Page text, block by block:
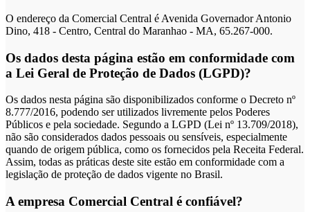
O endereço da Comercial Central é Avenida Governador Antonio
Dino, 418 - Centro, Central do Maranhao - MA, 65.267-000.
Os dados desta página estão em conformidade com
a Lei Geral de Proteção de Dados (LGPD)?
Os dados nesta página são disponibilizados conforme o Decreto nº
8.777/2016, podendo ser utilizados livremente pelos Poderes
Públicos e pela sociedade. Segundo a LGPD (Lei nº 13.709/2018),
não são considerados dados pessoais ou sensíveis, especialmente
quando de origem pública, como os fornecidos pela Receita Federal.
Assim, todas as práticas deste site estão em conformidade com a
legislação de proteção de dados vigente no Brasil.
A empresa Comercial Central é confiável?